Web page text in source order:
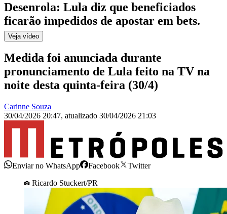
Desenrola: Lula diz que beneficiados
ficarão impedidos de apostar em bets.
Veja vídeo
Medida foi anunciada durante
pronunciamento de Lula feito na TV na
noite desta quinta-feira (30/4)
Carinne Souza
30/04/2026 20:47, atualizado 30/04/2026 21:03
Enviar no WhatsApp Facebook
Twitter
Ricardo Stuckert/PR